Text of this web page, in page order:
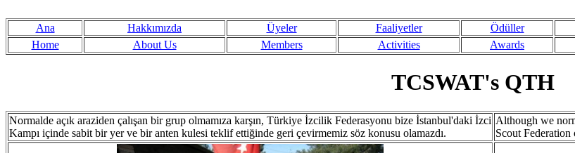
Ana Hakkımızda Üyeler Faaliyetler Ödüller
Home
About Us Members Activities Awards
TCSWAT's QTH
Normalde açık araziden çalışan bir grup olmamıza karşın, Türkiye İzcilik Federasyonu bize İstanbul'daki İzci
Kampı içinde sabit bir yer ve bir anten kulesi teklif ettiğinde geri çevirmemiz söz konusu olamazdı.
Although we
Scout